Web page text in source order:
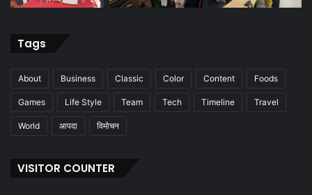
Tags
About Business Classic Color Content Foods
Games Life Style Team Tech Timeline Travel
World आपदा विमोचन
VISITOR COUNTER